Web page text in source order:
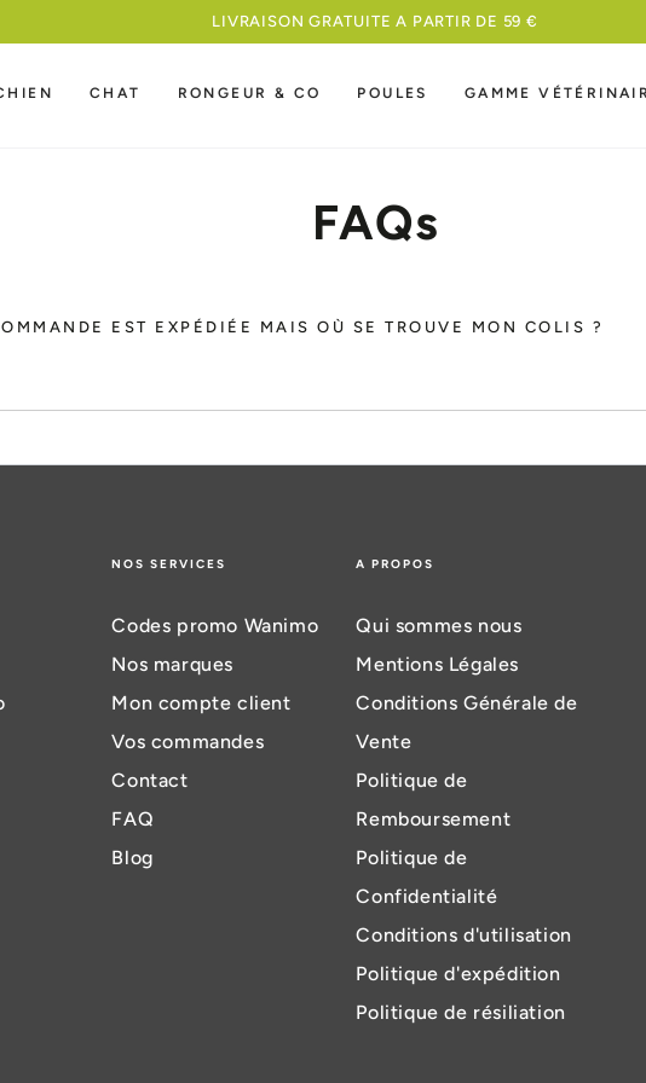
MEILLEURE NOURRITURE A UN PRIX
CHAT RONGEUR & CO POULES GAMME
FAQs
EST EXPÉDIÉE MAIS OÙ SE TROUVE MON COLIS ?
NOS SERVICES
Codes promo Wanimo
Nos marques
Mon compte client
Vos commandes
Contact
FAQ
Blog
A PROPOS
Qui sommes nous
Mentions Légales
Conditions Générale de
Vente
Politique de
Remboursement
Politique de
Confidentialité
Conditions d'utilisation
Politique d'expédition
Politique de résiliation